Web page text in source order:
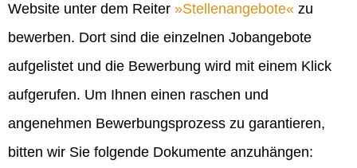
Website unter dem Reiter
Stellenangebote
zu
bewerben. Dort sind die einzelnen Jobangebote
aufgelistet und die Bewerbung wird mit einem Klick
aufgerufen. Um Ihnen einen raschen und
angenehmen Bewerbungsprozess zu garantieren,
bitten wir Sie folgende Dokumente anzuhängen: